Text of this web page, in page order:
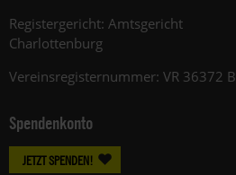
Registergericht: Amtsgericht
Charlottenburg
Vereinsregisternummer: VR 36372 B
Spendenkonto
JETZT SPENDEN!